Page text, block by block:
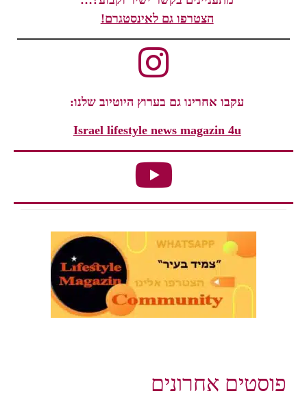
הצטרפו גם לאינסטגרם!
עקבו אחרינו גם בערוץ היוטיוב שלנו:
Israel lifestyle news magazin 4u
פוסטים אחרונים